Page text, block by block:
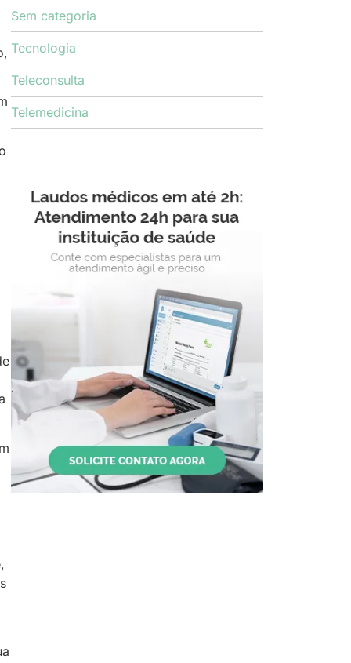
Sem categoria
Tecnologia
Teleconsulta
Telemedicina